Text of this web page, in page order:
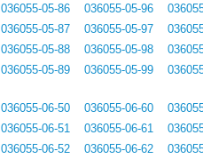
036055-05-86
036055-05-87
036055-05-88
036055-05-89
036055-05-96
036055-05-97
036055-05-98
036055-05-99
036055-06-50
036055-06-51
036055-06-52
036055-06-60
036055-06-61
036055-06-62